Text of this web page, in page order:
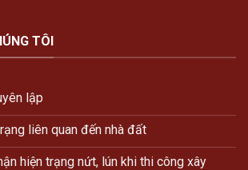
TÔI
lập
liên quan đến nhà đất
hiện trạng nứt, lún khi thi công xây